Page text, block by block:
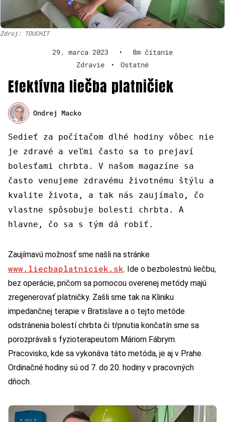
Zdroj: TOUCHIT
29. marca 2023 •
8m čítanie
Zdravie
• Ostatné
Efektívna liečba platničiek
Ondrej Macko
Sedieť za počítačom dlhé hodiny vôbec nie
je zdravé a veľmi často sa to prejaví
bolesťami chrbta. V našom magazíne sa
často venujeme zdravému životnému štýlu a
kvalite života, a tak nás zaujímalo, čo
vlastne spôsobuje bolesti chrbta. A
hlavne, čo sa s tým dá robiť.
Zaujímavú možnosť sme našli na stránke
www.liecbaplatniciek.sk. Ide o bezbolestnú liečbu,
bez operácie, pričom sa pomocou overenej metódy majú
zregenerovať platničky. Zašli sme tak na Kliniku
impedančnej terapie v Bratislave a o tejto metóde
odstránenia bolestí chrbta či tŕpnutia končatín sme sa
porozprávali s fyzioterapeutom Máriom Fábrym.
Pracovisko, kde sa vykonáva táto metóda, je aj v Prahe.
Ordinačné hodiny sú od 7. do 20. hodiny v pracovných
dňoch.